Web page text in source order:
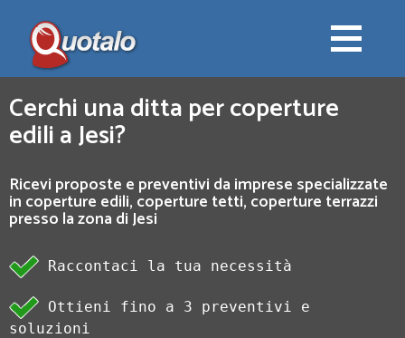
Cerchi una ditta per coperture
edili a Jesi?
Ricevi proposte e preventivi da imprese specializzate
in coperture edili, coperture tetti, coperture terrazzi
presso la zona di Jesi
Raccontaci la tua necessità
Ottieni fino a 3 preventivi e
soluzioni